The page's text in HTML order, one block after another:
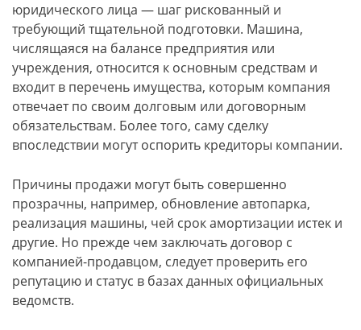
юридического лица — шаг рискованный и
требующий тщательной подготовки. Машина,
числящаяся на балансе предприятия или
учреждения, относится к основным средствам и
входит в перечень имущества, которым компания
отвечает по своим долговым или договорным
обязательствам. Более того, саму сделку
впоследствии могут оспорить кредиторы компании.
Причины продажи могут быть совершенно
прозрачны, например, обновление автопарка,
реализация машины, чей срок амортизации истек и
другие. Но прежде чем заключать договор с
компанией-продавцом, следует проверить его
репутацию и статус в базах данных официальных
ведомств.